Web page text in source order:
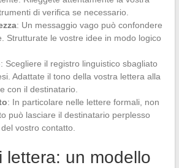
di verifica se necessario.
: Un messaggio vago può confondere
Strutturate le vostre idee in modo logico
: Scegliere il registro linguistico sbagliato
Adattate il tono della vostra lettera alla
con il destinatario.
: In particolare nelle lettere formali, non
può lasciare il destinatario perplesso
vostro contatto.
lettera: un modello